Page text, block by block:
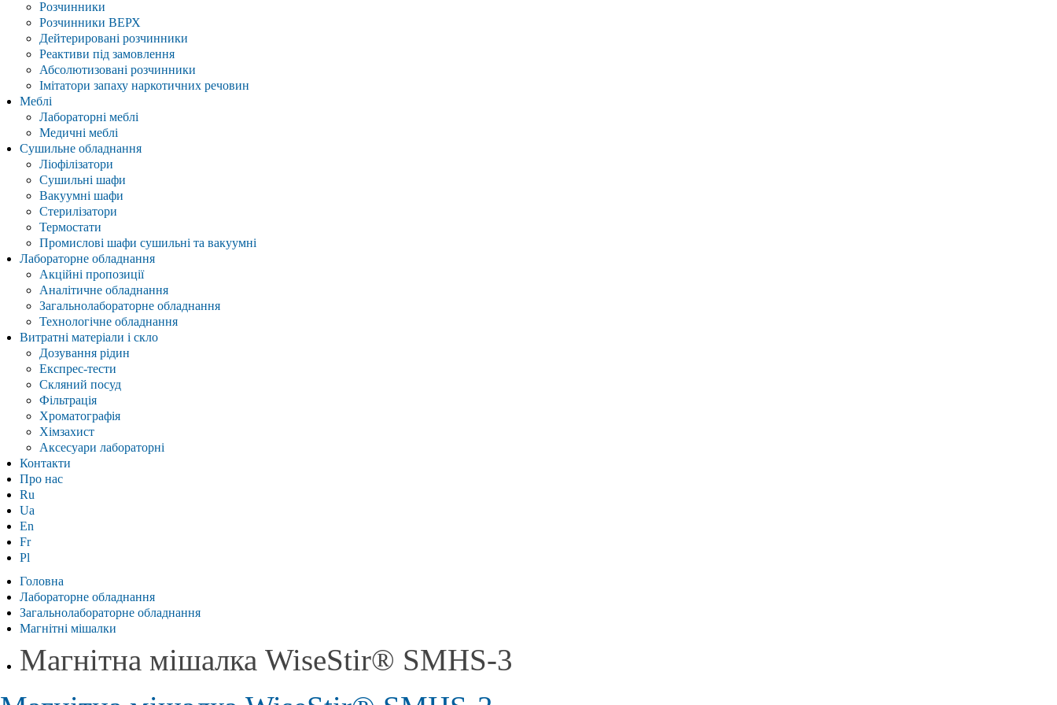
Розчинники
Розчинники ВЕРХ
Дейтерировані розчинники
Реактиви під замовлення
Абсолютизовані розчинники
Імітатори запаху наркотичних речовин
Меблі
Лабораторні меблі
Медичні меблі
Сушильне обладнання
Ліофілізатори
Сушильні шафи
Вакуумні шафи
Стерилізатори
Термостати
Промислові шафи сушильні та вакуумні
Лабораторне обладнання
Акційні пропозиції
Аналітичне обладнання
Загальнолабораторне обладнання
Технологічне обладнання
Витратні матеріали і скло
Дозування рідин
Експрес-тести
Скляний посуд
Фільтрація
Хроматографія
Хімзахист
Аксесуари лабораторні
Контакти
Про нас
Ru
Ua
En
Fr
Pl
Головна
Лабораторне обладнання
Загальнолабораторне обладнання
Магнітні мішалки
Магнітна мішалка WiseStir® SMHS-3